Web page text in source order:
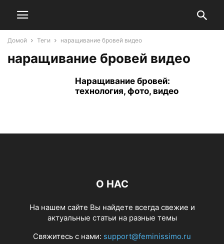
Домой Теги наращивание бровей видео
наращивание бровей видео
Наращивание бровей:
технология, фото, видео
О НАС
На нашем сайте Вы найдете всегда свежие и
актуальные статьи на разные темы
Свяжитесь с нами: support@feminissimo.ru